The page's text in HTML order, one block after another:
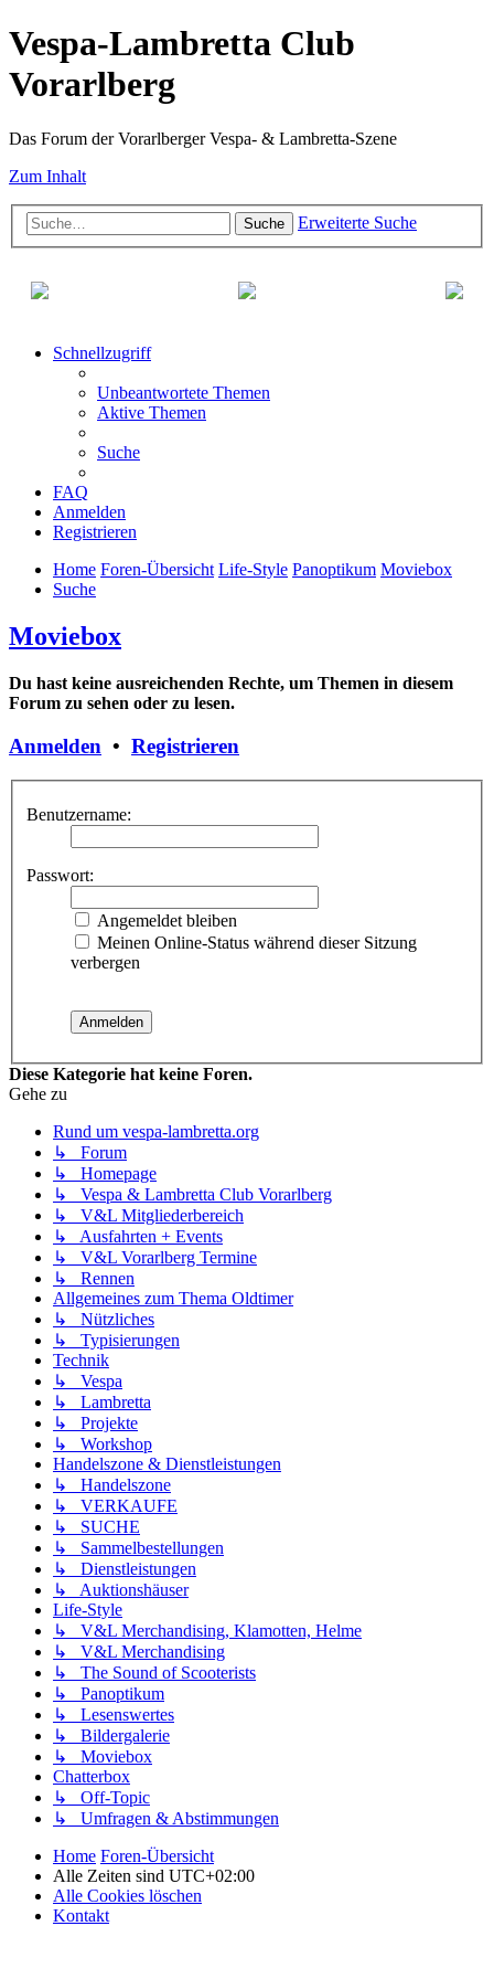
Vespa-Lambretta Club
Vorarlberg
Das Forum der Vorarlberger Vespa- & Lambretta-Szene
Zum Inhalt
Suche Erweiterte Suche
Schnellzugriff
Unbeantwortete Themen
Aktive Themen
Suche
FAQ
Anmelden
Registrieren
Home Foren-Übersicht Life-Style Panoptikum Moviebox
Suche
Moviebox
Du hast keine ausreichenden Rechte, um Themen in diesem
Forum zu sehen oder zu lesen.
Anmelden • Registrieren
Benutzername:
Passwort:
Angemeldet bleiben
Meinen Online-Status während dieser Sitzung
verbergen
Diese Kategorie hat keine Foren.
Gehe zu
Rund um vespa-lambretta.org
↳ Forum
↳ Homepage
↳ Vespa & Lambretta Club Vorarlberg
↳ V&L Mitgliederbereich
↳ Ausfahrten + Events
↳ V&L Vorarlberg Termine
↳ Rennen
Allgemeines zum Thema Oldtimer
↳ Nützliches
↳ Typisierungen
Technik
↳ Vespa
↳ Lambretta
↳ Projekte
↳ Workshop
Handelszone & Dienstleistungen
↳ Handelszone
↳ VERKAUFE
↳ SUCHE
↳ Sammelbestellungen
↳ Dienstleistungen
↳ Auktionshäuser
Life-Style
↳ V&L Merchandising, Klamotten, Helme
↳ V&L Merchandising
↳ The Sound of Scooterists
↳ Panoptikum
↳ Lesenswertes
↳ Bildergalerie
↳ Moviebox
Chatterbox
↳ Off-Topic
↳ Umfragen & Abstimmungen
Home Foren-Übersicht
Alle Zeiten sind UTC+02:00
Alle Cookies löschen
Kontakt